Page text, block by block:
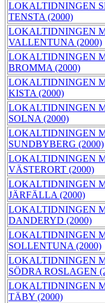
LOKALTIDNINGEN
TENSTA (2000)
LOKALTIDNINGEN
VALLENTUNA (2000)
LOKALTIDNINGEN
BROMMA (2000)
LOKALTIDNINGEN
KISTA (2000)
LOKALTIDNINGEN
SOLNA (2000)
LOKALTIDNINGEN
SUNDBYBERG (2000)
LOKALTIDNINGEN
VÄSTERORT (2000)
LOKALTIDNINGEN
JÄRFÄLLA (2000)
LOKALTIDNINGEN
DANDERYD (2000)
LOKALTIDNINGEN
SOLLENTUNA (2000)
LOKALTIDNINGEN
SÖDRA ROSLAGEN
LOKALTIDNINGEN
TÄBY (2000)